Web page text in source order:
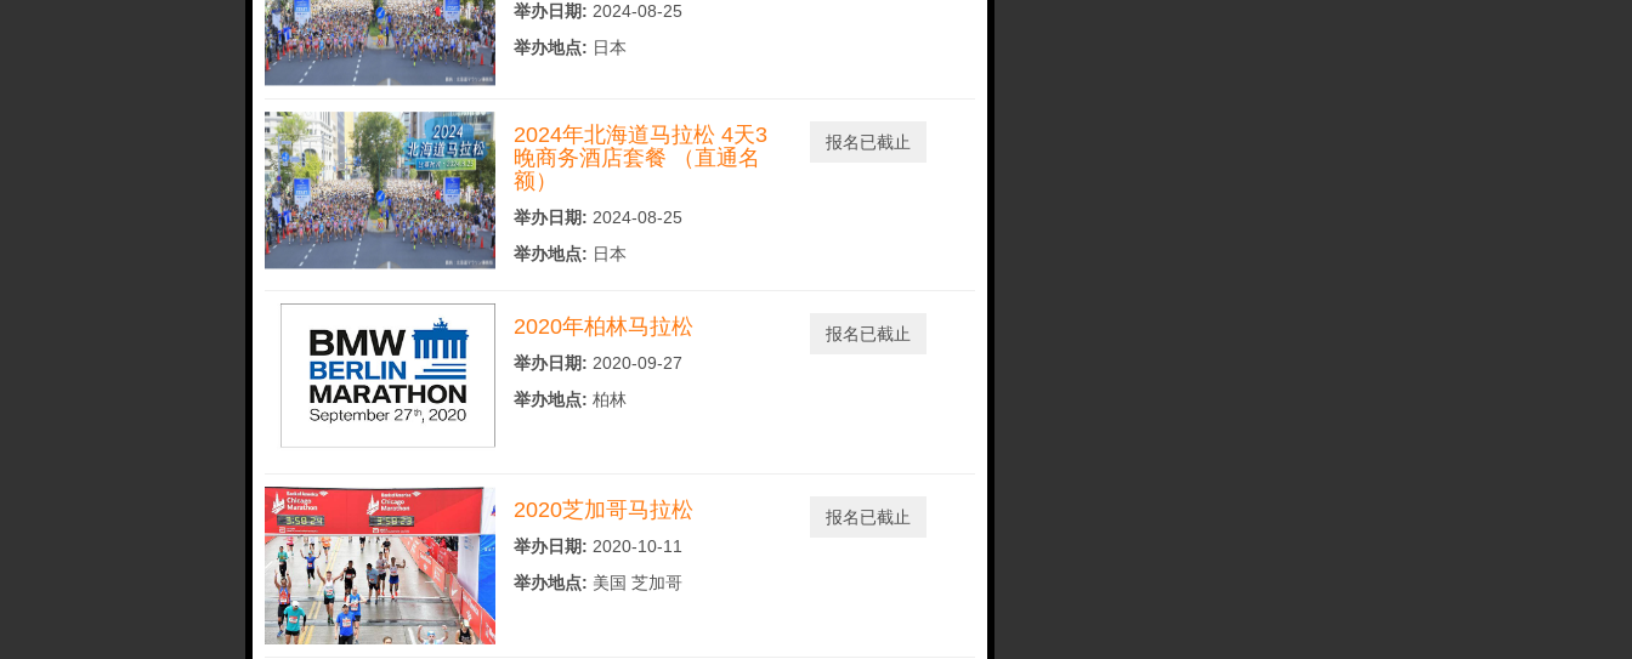
举办日期: 2024-08-25
举办地点: 日本
2024年北海道马拉松 4天3
晚商务酒店套餐 （直通名
额）
举办日期: 2024-08-25
举办地点: 日本
报名已截止
2020年柏林马拉松
举办日期: 2020-09-27
举办地点: 柏林
报名已截止
2020芝加哥马拉松
举办日期: 2020-10-11
举办地点: 美国 芝加哥
报名已截止